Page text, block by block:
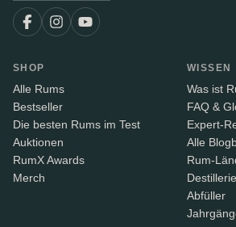
SHOP
Alle Rums
Bestseller
Die besten Rums im Test
Auktionen
RumX Awards
Merch
WISSEN
Was ist
FAQ &
Expert-
Alle
Rum-
Abfüller